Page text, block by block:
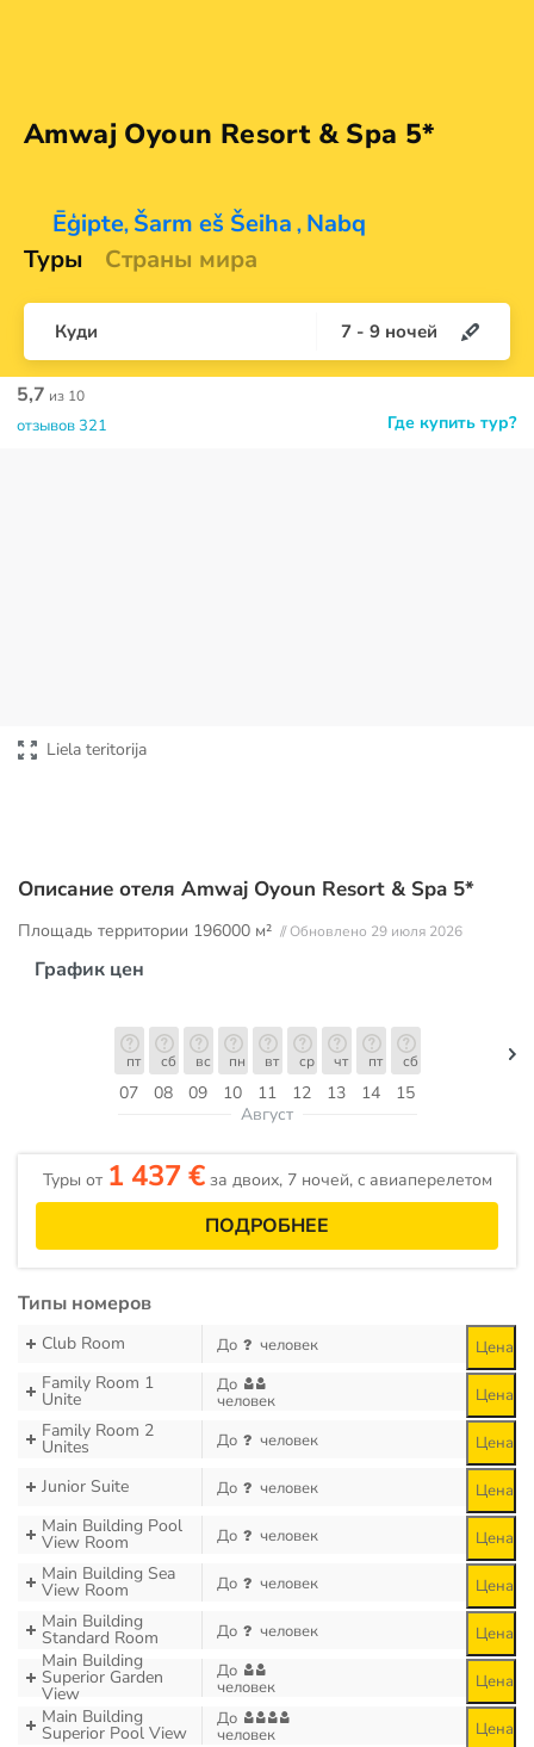
Amwaj Oyoun Resort &Spa 5*
Ēģipte, Šarm eš Šeiha , Nabq
Туры
Страны мира
Куди 7 - 9 ночей
Где купить тур?
5,7 из 10
отзывов 321
Liela teritorija
Описание отеля Amwaj Oyoun Resort & Spa 5*
Площадь территории 196000 м² // Обновлено 29 июля 2026
График цен
07
пт
08
сб
09
вс
10
пн
11
вт
12
ср
13
чт
14
пт
15
сб
Август
Туры от 1 437 €за двоих, 7 ночей, c авиаперелетом
ПОДРОБНЕЕ
Типы номеров
Club Room До человек Цена
Family Room 1
Unite
До
человек Цена
Family Room 2
Unites До человек Цена
Junior Suite До человек Цена
Main Building Pool
View Room До человек Цена
Main Building Sea
View Room До человек Цена
Main Building
Standard Room До человек Цена
Main Building
Superior Garden
View
До
человек Цена
Main Building
Superior Pool View
До
человек Цена